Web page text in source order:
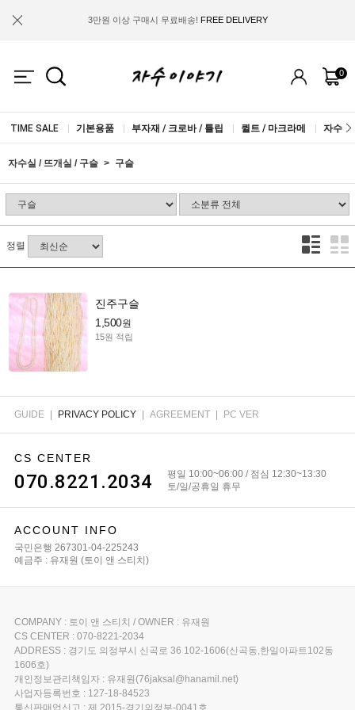
3만원 이상 구매시 무료배송! FREE DELIVERY
0
TIME SALE 기본용품 부자재 / 크로바 / 튤립 퀼트 / 마크라메 자수실
자수실 / 뜨개실 / 구슬 구슬
정렬
진주구슬
1,500원
15원 적립
GUIDE PRIVACY POLICY AGREEMENT PC VER
CS CENTER
070.8221.2034
평일 10:00~06:00 / 점심 12:30~13:30
토/일/공휴일 휴무
ACCOUNT INFO
국민은행 267301-04-225243
예금주 : 유재원 (토이 앤 스티치)
COMPANY : 토이 앤 스티치 / OWNER : 유재원
CS CENTER : 070-8221-2034
ADDRESS : 경기도 의정부시 신곡로 36 102-1606(신곡동,한일아파트102동
1606호)
개인정보관리책임자 : 유재원(76jaksal@hanamil.net)
사업자등록번호 : 127-18-84523
통신판매업신고 : 제 2015-경기의정부-0041호